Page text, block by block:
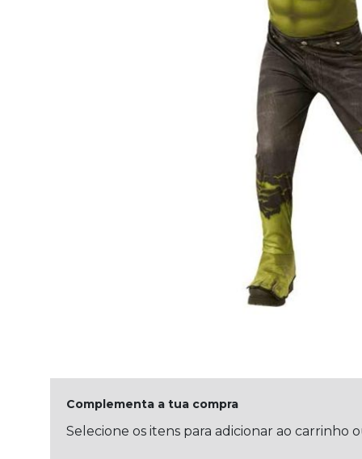
Complementa a tua compra
Selecione os itens para adicionar ao carrinho